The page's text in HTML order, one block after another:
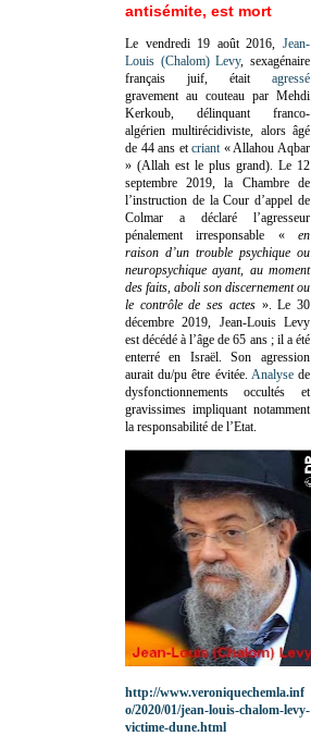
antisémite, est mort
Le vendredi 19 août 2016, Jean-
Louis (Chalom) Levy, sexagénaire
français juif, était agressé
gravement au couteau par Mehdi
Kerkoub, délinquant franco-
algérien multirécidiviste, alors âgé
de 44 ans etcriant « Allahou Aqbar
» (Allah est le plus grand). Le 12
septembre 2019, la Chambre de
l’instruction de la Cour d’appel de
Colmar a déclaré l’agresseur
pénalement irresponsable «en
raison d’un trouble psychique ou
neuropsychique ayant, au moment
des faits, aboli son discernement ou
le contrôle de ses actes». Le 30
décembre 2019, Jean-Louis Levy
est décédé à l’âge de 65 ans ; il a été
enterré en Israël. Son agression
aurait du/pu être évitée. Analysede
dysfonctionnements occultés et
gravissimes impliquant notamment
la responsabilité de l’Etat.
http://www.veroniquechemla.inf
o/2020/01/jean-louis-chalom-levy-
victime-dune.html